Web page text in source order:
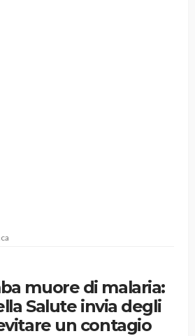
muore di malaria:
Salute invia degli
un contagio